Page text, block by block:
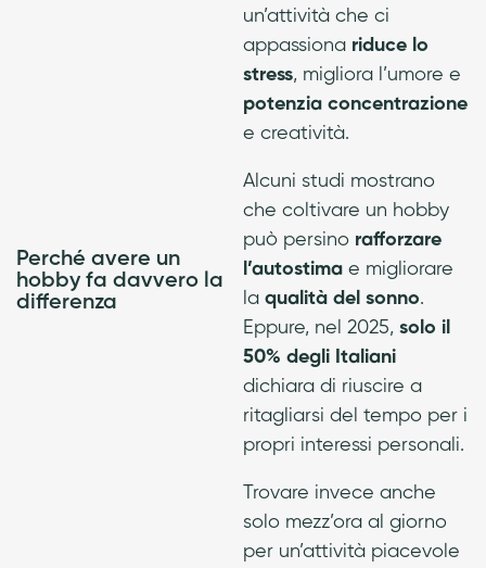
Perché avere un
hobby fa davvero la
differenza
un’attività che ci
appassiona riduce lo
stress, migliora l’umore e
potenzia concentrazione
e creatività.
Alcuni studi mostrano
che coltivare un hobby
può persino rafforzare
l’autostima e migliorare
la qualità del sonno.
Eppure, nel 2025, solo il
50% degli Italiani
dichiara di riuscire a
ritagliarsi del tempo per i
propri interessi personali.
Trovare invece anche
solo mezz’ora al giorno
per un’attività piacevole